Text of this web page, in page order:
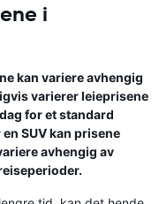
i
kan variere avhengig
varierer leieprisene
for et standard
SUV kan prisene
avhengig av